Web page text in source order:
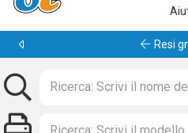
Garanzia